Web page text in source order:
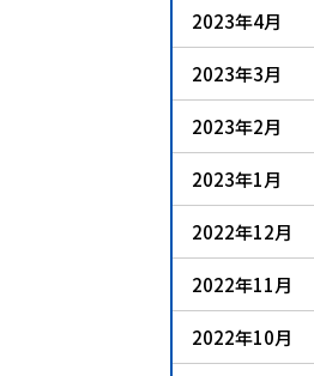
2023年4月
2023年3月
2023年2月
2023年1月
2022年12月
2022年11月
2022年10月